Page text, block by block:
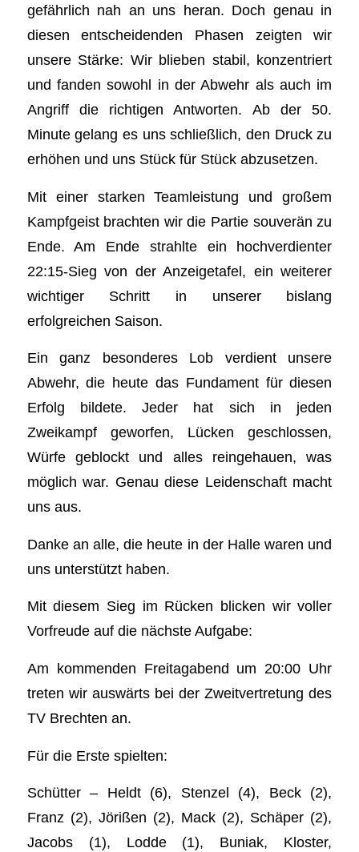
gefährlich nah an uns heran. Doch genau in
diesen entscheidenden Phasen zeigten wir
unsere Stärke: Wir blieben stabil, konzentriert
und fanden sowohl in der Abwehr als auch im
Angriff die richtigen Antworten. Ab der 50.
Minute gelang es uns schließlich, den Druck zu
erhöhen und uns Stück für Stück abzusetzen.
Mit einer starken Teamleistung und großem
Kampfgeist brachten wir die Partie souverän zu
Ende. Am Ende strahlte ein hochverdienter
22:15-Sieg von der Anzeigetafel, ein weiterer
wichtiger Schritt in unserer bislang
erfolgreichen Saison.
Ein ganz besonderes Lob verdient unsere
Abwehr, die heute das Fundament für diesen
Erfolg bildete. Jeder hat sich in jeden
Zweikampf geworfen, Lücken geschlossen,
Würfe geblockt und alles reingehauen, was
möglich war. Genau diese Leidenschaft macht
uns aus.
Danke an alle, die heute in der Halle waren und
uns unterstützt haben.
Mit diesem Sieg im Rücken blicken wir voller
Vorfreude auf die nächste Aufgabe:
Am kommenden Freitagabend um 20:00 Uhr
treten wir auswärts bei der Zweitvertretung des
TV Brechten an.
Für die Erste spielten:
Schütter – Heldt (6), Stenzel (4), Beck (2),
Franz (2), Jörißen (2), Mack (2), Schäper (2),
Jacobs (1), Lodde (1), Buniak, Kloster,